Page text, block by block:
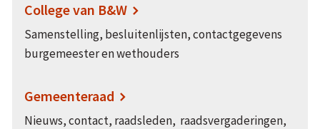
College van B&W
Samenstelling, besluitenlijsten, contactgegevens
burgemeester en wethouders
Gemeenteraad
Nieuws, contact, raadsleden, raadsvergaderingen,